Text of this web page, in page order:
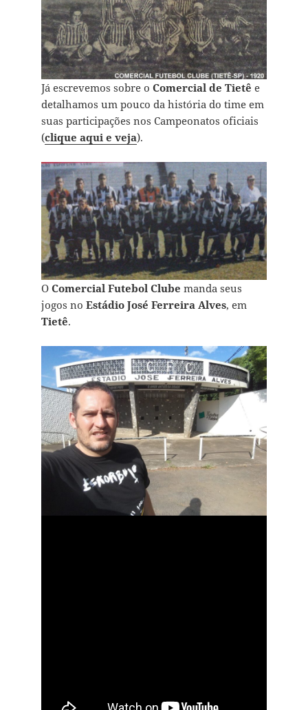
Já escrevemos sobre o Comercial de Tietê e
detalhamos um pouco da história do time em
suas participações nos Campeonatos oficiais
(clique aqui e veja).
O Comercial Futebol Clube manda seus
jogos no Estádio José Ferreira Alves, em
Tietê.